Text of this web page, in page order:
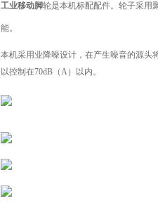
工业移动脚轮是本机标配配件。轮子采用
能。
本机采用业降噪设计，在产生噪音的源头
以控制在70dB（A）以内。